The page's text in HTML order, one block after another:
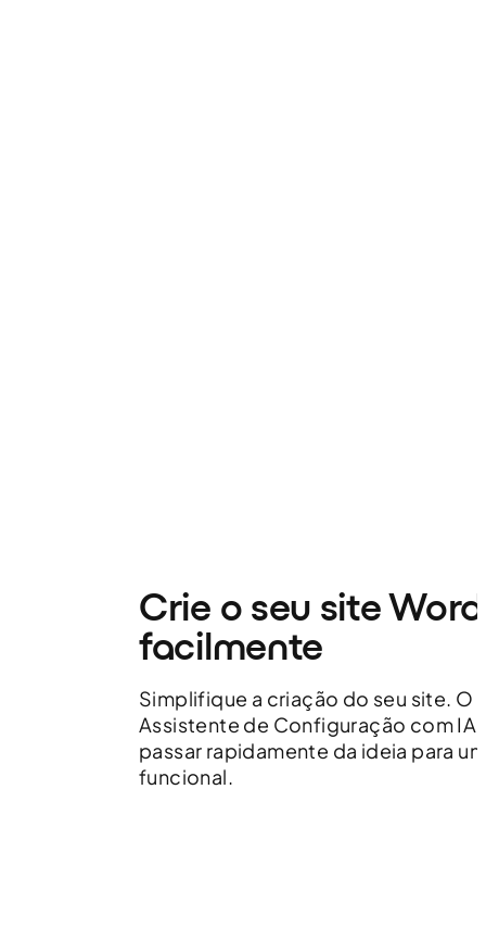
Crie o seu site
facilmente
Simplifique a criação do seu site. O
Assistente de Configuração com IA
passar rapidamente da ideia para
funcional.